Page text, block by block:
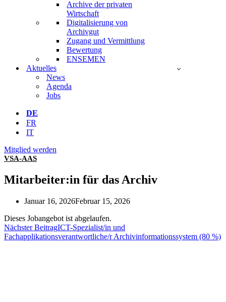
Archive der privaten
Wirtschaft
Digitalisierung von
Archivgut
Zugang und Vermittlung
Bewertung
ENSEMEN
Aktuelles
News
Agenda
Jobs
DE
FR
IT
Mitglied werden
VSA-AAS
Mitarbeiter:in für das Archiv
Januar 16, 2026Februar 15, 2026
Dieses Jobangebot ist abgelaufen.
Nächster BeitragICT-Spezialist/in und
Fachapplikationsverantwortliche/r Archivinformationssystem (80 %)